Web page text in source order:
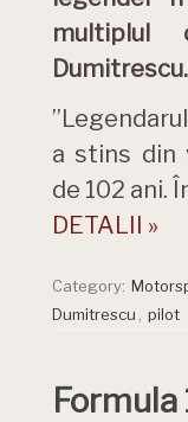
multiplul
Dumitrescu.
a stins din
de 102 ani.
DETALII »
Category:
Dumitrescu
pilot
Formula